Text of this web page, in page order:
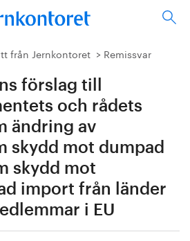
från Jernkontoret Remissvar
förslag till
och rådets
ändring av
skydd mot dumpad
skydd mot
import från länder
i EU